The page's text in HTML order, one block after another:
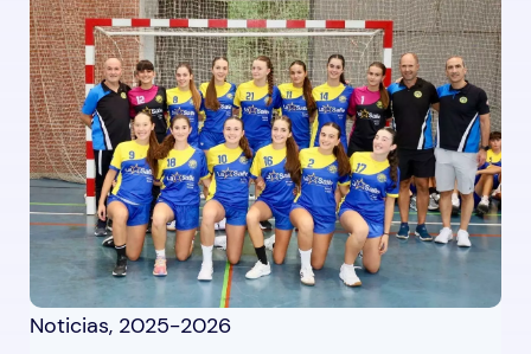
Noticias, 2025-2026